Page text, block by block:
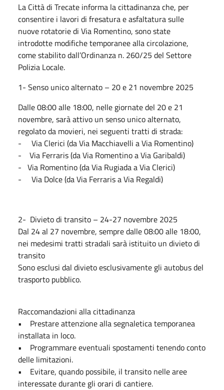
La Città di Trecate informa la cittadinanza che, per
consentire i lavori di fresatura e asfaltatura sulle
nuove rotatorie di Via Romentino, sono state
introdotte modifiche temporanee alla circolazione,
come stabilito dall’Ordinanza n. 260/25 del Settore
Polizia Locale.
1- Senso unico alternato – 20 e 21 novembre 2025
Dalle 08:00 alle 18:00, nelle giornate del 20 e 21
novembre, sarà attivo un senso unico alternato,
regolato da movieri, nei seguenti tratti di strada:
- Via Clerici (da Via Macchiavelli a Via Romentino)
- Via Ferraris (da Via Romentino a Via Garibaldi)
- Via Romentino (da Via Rugiada a Via Clerici)
- Via Dolce (da Via Ferraris a Via Regaldi)
2- Divieto di transito – 24-27 novembre 2025
Dal 24 al 27 novembre, sempre dalle 08:00 alle 18:00,
nei medesimi tratti stradali sarà istituito un divieto di
transito
Sono esclusi dal divieto esclusivamente gli autobus del
trasporto pubblico.
Raccomandazioni alla cittadinanza
• Prestare attenzione alla segnaletica temporanea
installata in loco.
• Programmare eventuali spostamenti tenendo conto
delle limitazioni.
• Evitare, quando possibile, il transito nelle aree
interessate durante gli orari di cantiere.